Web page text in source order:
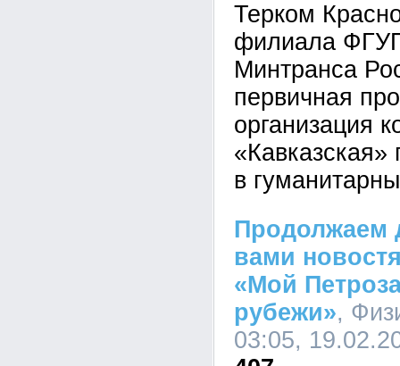
Терком
филиала
Минтранса
первичная
организация
«Кавказская»
в
Продолжаем
вами
«Мой
рубежи»,
03:05,